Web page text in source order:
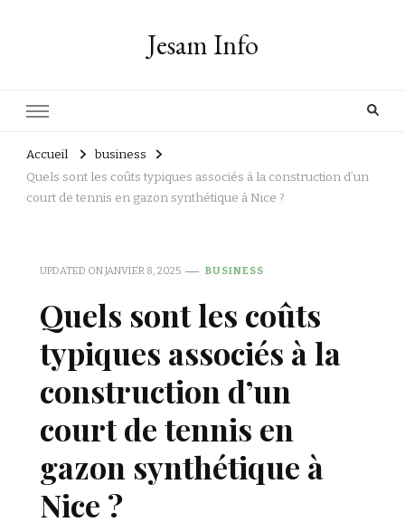
Jesam Info
Accueil
business
Quels sont les coûts typiques associés à la construction d’un
court de tennis en gazon synthétique à Nice ?
UPDATED ONJANVIER 8, 2025 BUSINESS
Quels sont les coûts
typiques associés à la
construction d’un
court de tennis en
gazon synthétique à
Nice ?